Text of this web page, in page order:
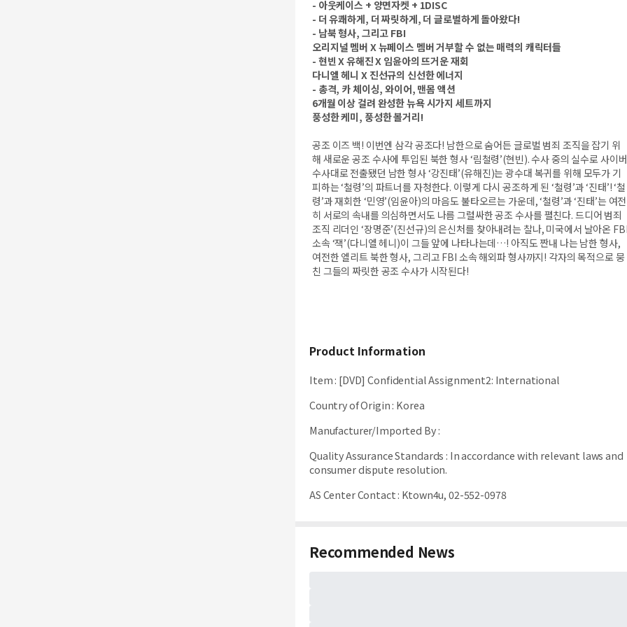
- 아웃케이스 + 양면자켓 + 1DISC
- 더 유쾌하게, 더 짜릿하게, 더 글로벌하게 돌아왔다!
- 남북 형사, 그리고 FBI
오리지널 멤버 X 뉴페이스 멤버 거부할 수 없는 매력의 캐릭터들
- 현빈 X 유해진 X 임윤아의 뜨거운 재회
다니엘 헤니 X 진선규의 신선한 에너지
- 총격, 카 체이싱, 와이어, 맨몸 액션
6개월 이상 걸려 완성한 뉴욕 시가지 세트까지
풍성한 케미, 풍성한 볼거리!
공조 이즈 백! 이번엔 삼각 공조다! 남한으로 숨어든 글로벌 범죄 조직을 잡기 위
해 새로운 공조 수사에 투입된 북한 형사 ‘림철령’(현빈). 수사 중의 실수로 사이버
수사대로 전출됐던 남한 형사 ‘강진태’(유해진)는 광수대 복귀를 위해 모두가 기
피하는 ‘철령’의 파트너를 자청한다. 이렇게 다시 공조하게 된 ‘철령’과 ‘진태’! ‘철
령’과 재회한 ‘민영’(임윤아)의 마음도 불타오르는 가운데, ‘철령’과 ‘진태’는 여전
히 서로의 속내를 의심하면서도 나름 그럴싸한 공조 수사를 펼친다. 드디어 범죄
조직 리더인 ‘장명준’(진선규)의 은신처를 찾아내려는 찰나, 미국에서 날아온
소속 ‘잭’(다니엘 헤니)이 그들 앞에 나타나는데…! 아직도 짠내 나는 남한 형사,
여전한 엘리트 북한 형사, 그리고 FBI 소속 해외파 형사까지! 각자의 목적으로 뭉
친 그들의 짜릿한 공조 수사가 시작된다!
Product Information
Item: [DVD] Confidential Assignment2: International
Country of Origin: Korea
Manufacturer/Imported By:
Quality Assurance Standards : In accordance with relevant laws and
consumer dispute resolution.
AS Center Contact: Ktown4u, 02-552-0978
Recommended News